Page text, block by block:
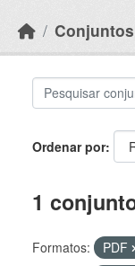
Ordenar por
1
Formatos: PDF